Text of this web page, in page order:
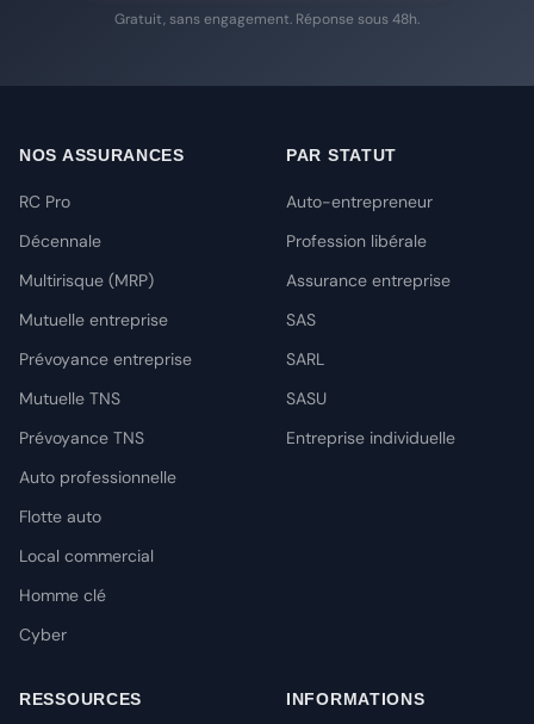
Gratuit, sans engagement. Réponse sous 48h.
NOS ASSURANCES
RC Pro
Décennale
Multirisque (MRP)
Mutuelle entreprise
Prévoyance entreprise
Mutuelle TNS
Prévoyance TNS
Auto professionnelle
Flotte auto
Local commercial
Homme clé
Cyber
PAR STATUT
Auto-entrepreneur
Profession libérale
Assurance entreprise
SAS
SARL
SASU
Entreprise individuelle
RESSOURCES INFORMATIONS